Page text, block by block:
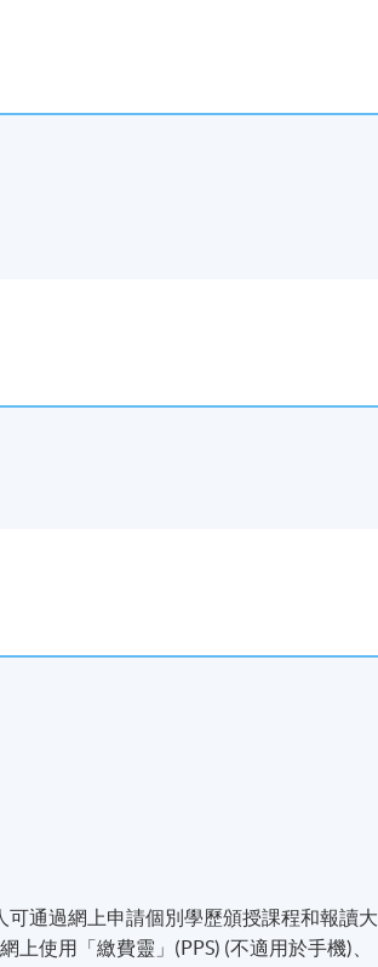
通過網上申請個別學歷頒授課程和報讀大
使用「繳費靈」(PPS) (不適用於手機)、